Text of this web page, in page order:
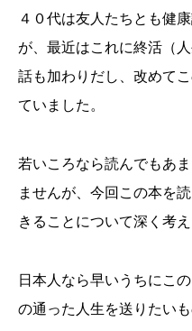
４０代は友人たちとも健
が、最近はこれに終活（
話も加わりだし、改めて
ていました。
若いころなら読んでもあ
ませんが、今回この本を
きることについて深く考
日本人なら早いうちにこ
の通った人生を送りたいも